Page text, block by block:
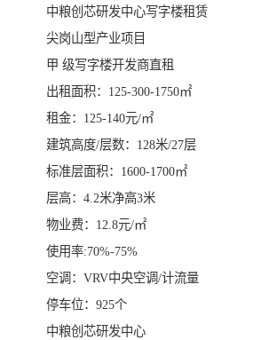
中粮创芯研发中心写字楼租赁
尖岗山型产业项目
甲 级写字楼开发商直租
出租面积：125-300-1750㎡
租金：125-140元/㎡
建筑高度/层数：128米/27层
标准层面积：1600-1700㎡
层高：4.2米净高3米
物业费：12.8元/㎡
使用率:70%-75%
空调：VRV中央空调/计流量
停车位：925个
中粮创芯研发中心